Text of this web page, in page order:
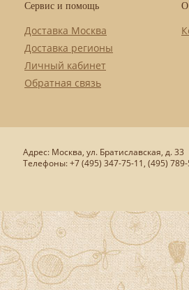
Сервис и помощь
Доставка Москва
Доставка регионы
Личный кабинет
Обратная связь
О
Адрес: Москва, ул. Братиславская, д. 33
Телефоны: +7 (495) 347-75-11, (495)